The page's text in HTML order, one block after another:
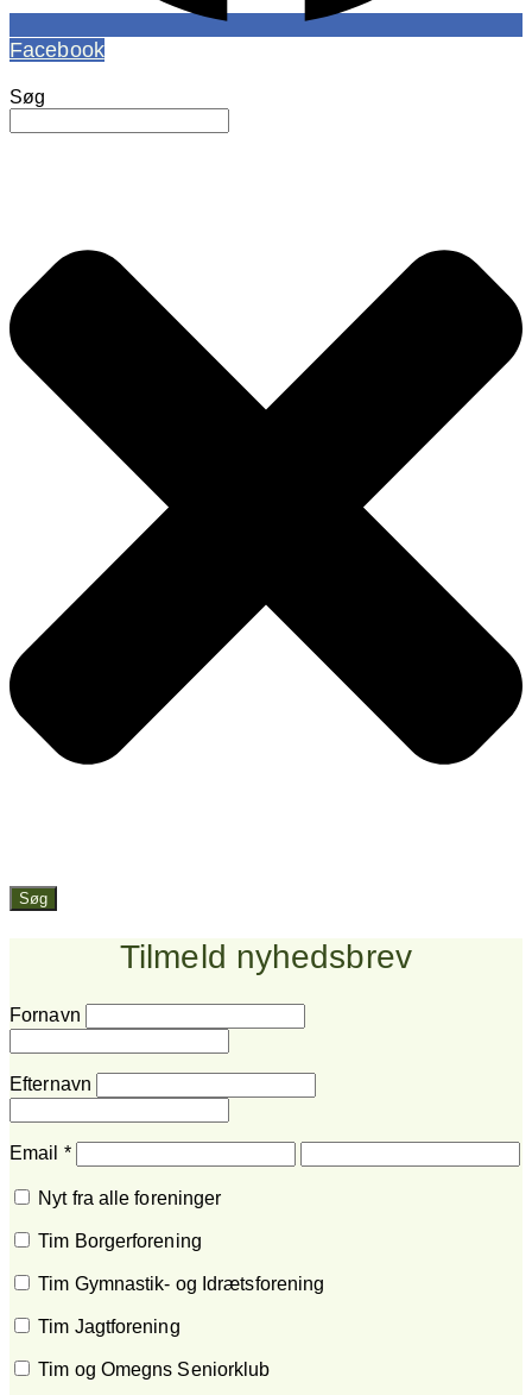
Facebook
Søg
Søg
Tilmeld nyhedsbrev
Fornavn
Efternavn
Email *
Nyt fra alle foreninger
Tim Borgerforening
Tim Gymnastik- og Idrætsforening
Tim Jagtforening
Tim og Omegns Seniorklub